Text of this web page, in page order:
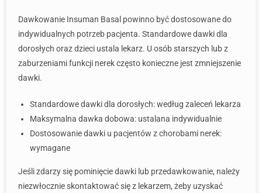
Dawkowanie Insuman Basal powinno być dostosowane do
indywidualnych potrzeb pacjenta. Standardowe dawki dla
dorosłych oraz dzieci ustala lekarz. U osób starszych lub z
zaburzeniami funkcji nerek często konieczne jest zmniejszenie
dawki.
Standardowe dawki dla dorosłych: według zaleceń lekarza
Maksymalna dawka dobowa: ustalana indywidualnie
Dostosowanie dawki u pacjentów z chorobami nerek:
wymagane
Jeśli zdarzy się pominięcie dawki lub przedawkowanie, należy
niezwłocznie skontaktować się z lekarzem, żeby uzyskać